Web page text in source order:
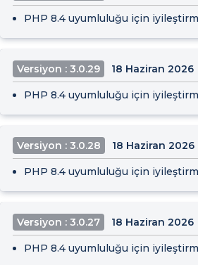
PHP 8.4 uyumluluğu için
Versiyon : 3.0.29 18 Haziran 2026
PHP 8.4 uyumluluğu için
Versiyon : 3.0.28 18 Haziran 2026
PHP 8.4 uyumluluğu için
Versiyon : 3.0.27 18 Haziran 2026
PHP 8.4 uyumluluğu için